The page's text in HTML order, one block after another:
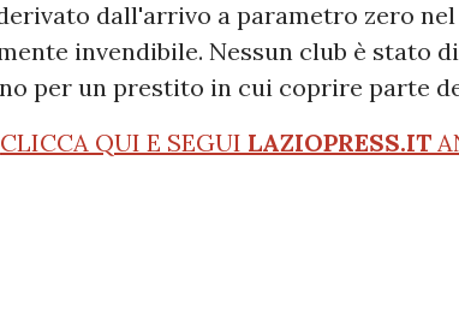
dall'arrivo a parametro zero nel
invendibile. Nessun club è stato
per un prestito in cui coprire parte
CLICCA QUI E SEGUI LAZIOPRESS.IT